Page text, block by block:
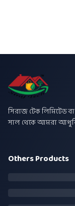
সিরাজ টেক লিমিটেড
সাল থেকে আমরা
Others Products